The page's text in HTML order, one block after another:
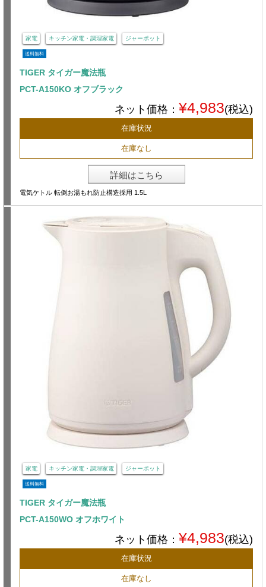
家電 キッチン家電・調理家電 ジャーポット
送料無料
TIGER タイガー魔法瓶
PCT-A150KO オフブラック
ネット価格： ¥4,983(税込)
在庫状況
在庫なし
詳細はこちら
電気ケトル 転倒お湯もれ防止構造採用 1.5L
家電 キッチン家電・調理家電 ジャーポット
送料無料
TIGER タイガー魔法瓶
PCT-A150WO オフホワイト
ネット価格： ¥4,983(税込)
在庫状況
在庫なし